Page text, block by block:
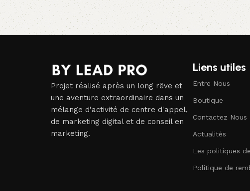
Projet réalisé après un long rêve et
une aventure extraordinaire dans un
mélange d'activité de centre d'appel,
de marketing digital et de conseil en
marketing.
Liens utiles
Entre Nous
Boutique
Contactez Nous
Actualités
Les politiques
Politique de